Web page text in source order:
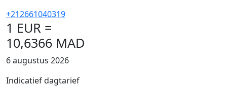
+212661040319
1 EUR =
10,6366 MAD
6 augustus 2026
Indicatief dagtarief